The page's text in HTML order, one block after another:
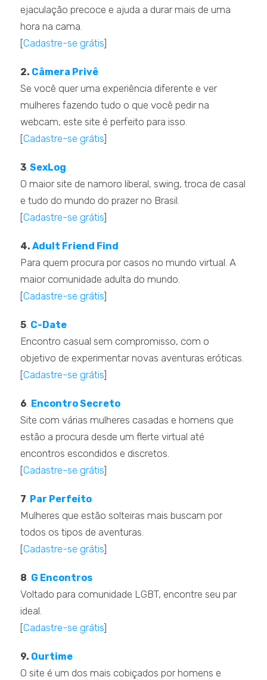
ejaculação precoce e ajuda a durar mais de uma
hora na cama.
[Cadastre-se grátis]
2. Câmera Privê
Se você quer uma experiência diferente e ver
mulheres fazendo tudo o que você pedir na
webcam, este site é perfeito para isso.
[Cadastre-se grátis]
3. SexLog
O maior site de namoro liberal, swing, troca de casal
e tudo do mundo do prazer no Brasil.
[Cadastre-se grátis]
4.Adult Friend Find
Para quem procura por casos no mundo virtual. A
maior comunidade adulta do mundo.
[Cadastre-se grátis]
5. C-Date
Encontro casual sem compromisso, com o
objetivo de experimentar novas aventuras eróticas.
[Cadastre-se grátis]
6. Encontro Secreto
Site com várias mulheres casadas e homens que
estão a procura desde um flerte virtual até
encontros escondidos e discretos.
[Cadastre-se grátis]
7. Par Perfeito
Mulheres que estão solteiras mais buscam por
todos os tipos de aventuras.
[Cadastre-se grátis]
8. G Encontros
Voltado para comunidade LGBT, encontre seu par
ideal.
[Cadastre-se grátis]
9. Ourtime
O site é um dos mais cobiçados por homens e